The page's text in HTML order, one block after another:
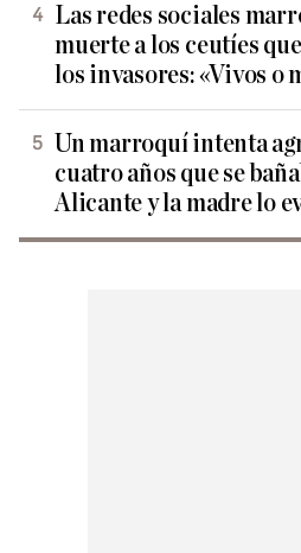
Las redes sociales
muerte a los ceutíes
los invasores: «Vivos o
Un marroquí intenta
cuatro años que se
Alicante y la madre lo